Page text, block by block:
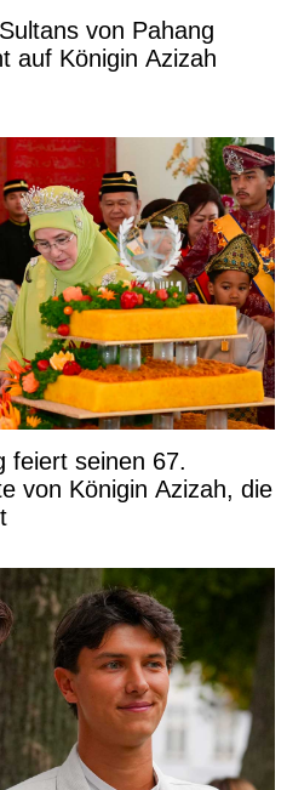
von Pahang
auf Königin Azizah
feiert seinen 67.
von Königin Azizah, die